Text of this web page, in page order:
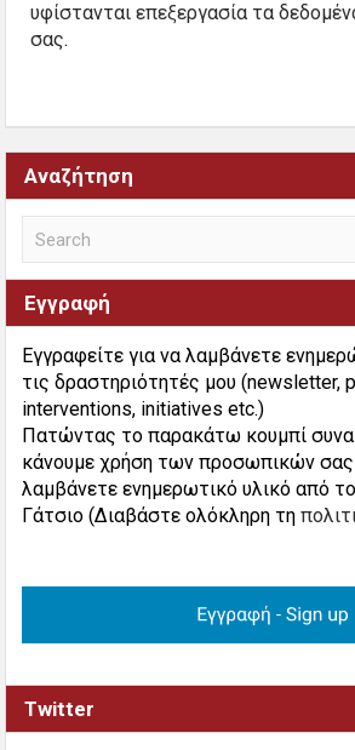
υφίστανται επεξεργασία τα
σας.
Αναζήτηση
Εγγραφή
Εγγραφείτε για να λαμβάνετε
τις δραστηριότητές μου (newsletter,
interventions, initiatives etc.)
Πατώντας το παρακάτω κουμπί
κάνουμε χρήση των προσωπικών σας
λαμβάνετε ενημερωτικό υλικό από
Γάτσιο (Διαβάστε ολόκληρη τη
Twitter